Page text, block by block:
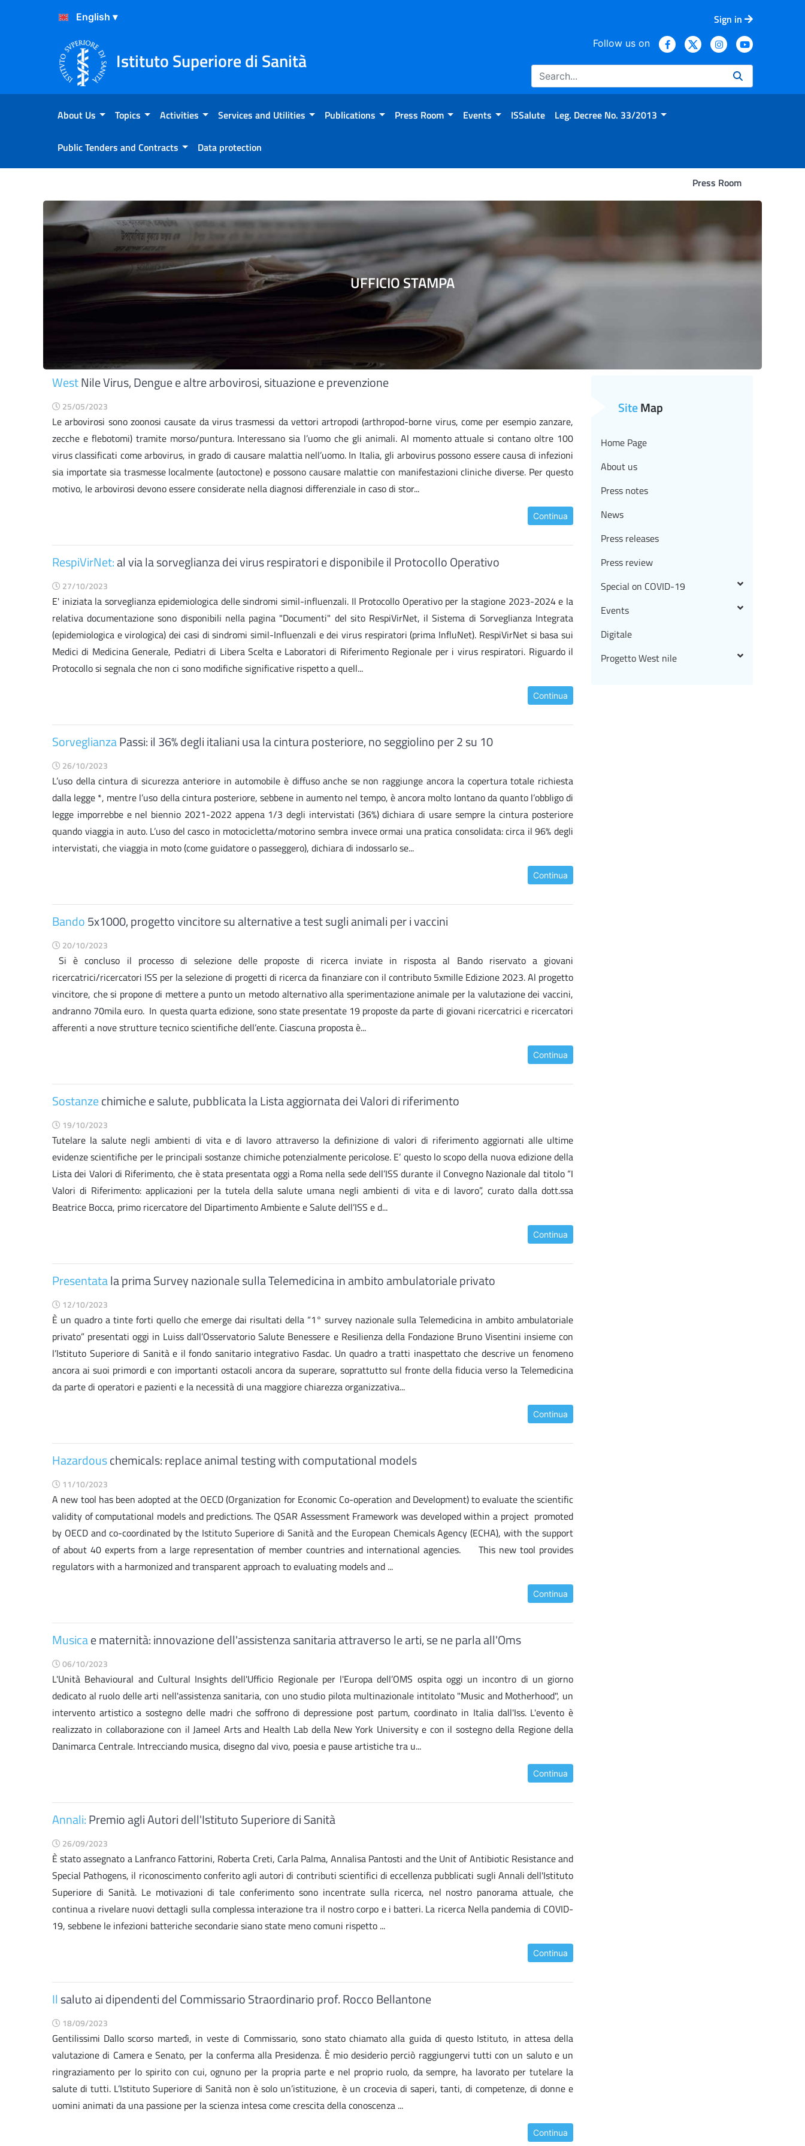
Skip to Content
Skip to Footer
Sign in
Istituto Superiore di Sanità
Follow us on
About Us Topics Activities Services and Utilities Publications Press Room Events ISSalute Leg. Decree No. 33/2013
Public Tenders and Contracts Data protection
Press Room
Atterraggio
UFFICIO STAMPA
WestNile Virus, Dengue e altre arbovirosi, situazione e prevenzione
25/05/2023
Le arbovirosi sono zoonosi causate da virus trasmessi da vettori artropodi (arthropod-borne virus, come per esempio zanzare,
zecche e flebotomi) tramite morso/puntura. Interessano sia l’uomo che gli animali. Al momento attuale si contano oltre 100
virus classificati come arbovirus, in grado di causare malattia nell’uomo. In Italia, gli arbovirus possono essere causa di infezioni
sia importate sia trasmesse localmente (autoctone) e possono causare malattie con manifestazioni cliniche diverse. Per questo
motivo, le arbovirosi devono essere considerate nella diagnosi differenziale in caso di stor...
Continua
RespiVirNet:al via la sorveglianza dei virus respiratori e disponibile il Protocollo Operativo
27/10/2023
E' iniziata la sorveglianza epidemiologica delle sindromi simil-influenzali. Il Protocollo Operativo per la stagione 2023-2024 e la
relativa documentazione sono disponibili nella pagina "Documenti" del sito RespiVirNet, il Sistema di Sorveglianza Integrata
(epidemiologica e virologica) dei casi di sindromi simil-Influenzali e dei virus respiratori (prima InfluNet). RespiVirNet si basa sui
Medici di Medicina Generale, Pediatri di Libera Scelta e Laboratori di Riferimento Regionale per i virus respiratori. Riguardo il
Protocollo si segnala che non ci sono modifiche significative rispetto a quell...
Continua
SorveglianzaPassi: il 36% degli italiani usa la cintura posteriore, no seggiolino per 2 su 10
26/10/2023
L’uso della cintura di sicurezza anteriore in automobile è diffuso anche se non raggiunge ancora la copertura totale richiesta
dalla legge *, mentre l’uso della cintura posteriore, sebbene in aumento nel tempo, è ancora molto lontano da quanto l’obbligo di
legge imporrebbe e nel biennio 2021-2022 appena 1/3 degli intervistati (36%) dichiara di usare sempre la cintura posteriore
quando viaggia in auto. L’uso del casco in motocicletta/motorino sembra invece ormai una pratica consolidata: circa il 96% degli
intervistati, che viaggia in moto (come guidatore o passeggero), dichiara di indossarlo se...
Continua
Bando5x1000, progetto vincitore su alternative a test sugli animali per i vaccini
20/10/2023
Si è concluso il processo di selezione delle proposte di ricerca inviate in risposta al Bando riservato a giovani
ricercatrici/ricercatori ISS per la selezione di progetti di ricerca da finanziare con il contributo 5xmille Edizione 2023. Al progetto
vincitore, che si propone di mettere a punto un metodo alternativo alla sperimentazione animale per la valutazione dei vaccini,
andranno 70mila euro. In questa quarta edizione, sono state presentate 19 proposte da parte di giovani ricercatrici e ricercatori
afferenti a nove strutture tecnico scientifiche dell’ente. Ciascuna proposta è...
Continua
Sostanzechimiche e salute, pubblicata la Lista aggiornata dei Valori di riferimento
19/10/2023
Tutelare la salute negli ambienti di vita e di lavoro attraverso la definizione di valori di riferimento aggiornati alle ultime
evidenze scientifiche per le principali sostanze chimiche potenzialmente pericolose. E’ questo lo scopo della nuova edizione della
Lista dei Valori di Riferimento, che è stata presentata oggi a Roma nella sede dell’ISS durante il Convegno Nazionale dal titolo “I
Valori di Riferimento: applicazioni per la tutela della salute umana negli ambienti di vita e di lavoro”, curato dalla dott.ssa
Beatrice Bocca, primo ricercatore del Dipartimento Ambiente e Salute dell’ISS e d...
Continua
Presentatala prima Survey nazionale sulla Telemedicina in ambito ambulatoriale privato
12/10/2023
È un quadro a tinte forti quello che emerge dai risultati della “1° survey nazionale sulla Telemedicina in ambito ambulatoriale
privato” presentati oggi in Luiss dall’Osservatorio Salute Benessere e Resilienza della Fondazione Bruno Visentini insieme con
l’Istituto Superiore di Sanità e il fondo sanitario integrativo Fasdac. Un quadro a tratti inaspettato che descrive un fenomeno
ancora ai suoi primordi e con importanti ostacoli ancora da superare, soprattutto sul fronte della fiducia verso la Telemedicina
da parte di operatori e pazienti e la necessità di una maggiore chiarezza organizzativa...
Continua
Hazardouschemicals: replace animal testing with computational models
11/10/2023
A new tool has been adopted at the OECD (Organization for Economic Co-operation and Development) to evaluate the scientific
validity of computational models and predictions. The QSAR Assessment Framework was developed within a project promoted
by OECD and co-coordinated by the Istituto Superiore di Sanità and the European Chemicals Agency (ECHA), with the support
of about 40 experts from a large representation of member countries and international agencies. This new tool provides
regulators with a harmonized and transparent approach to evaluating models and ...
Continua
Musicae maternità: innovazione dell'assistenza sanitaria attraverso le arti, se ne parla all'Oms
06/10/2023
L'Unità Behavioural and Cultural Insights dell'Ufficio Regionale per l'Europa dell’OMS ospita oggi un incontro di un giorno
dedicato al ruolo delle arti nell'assistenza sanitaria, con uno studio pilota multinazionale intitolato "Music and Motherhood", un
intervento artistico a sostegno delle madri che soffrono di depressione post partum, coordinato in Italia dall'Iss. L'evento è
realizzato in collaborazione con il Jameel Arts and Health Lab della New York University e con il sostegno della Regione della
Danimarca Centrale. Intrecciando musica, disegno dal vivo, poesia e pause artistiche tra u...
Continua
Annali:Premio agli Autori dell'Istituto Superiore di Sanità
26/09/2023
È stato assegnato a Lanfranco Fattorini, Roberta Creti, Carla Palma, Annalisa Pantosti and the Unit of Antibiotic Resistance and
Special Pathogens, il riconoscimento conferito agli autori di contributi scientifici di eccellenza pubblicati sugli Annali dell'Istituto
Superiore di Sanità. Le motivazioni di tale conferimento sono incentrate sulla ricerca, nel nostro panorama attuale, che
continua a rivelare nuovi dettagli sulla complessa interazione tra il nostro corpo e i batteri. La ricerca Nella pandemia di COVID-
19, sebbene le infezioni batteriche secondarie siano state meno comuni rispetto ...
Continua
Il saluto ai dipendenti del Commissario Straordinario prof. Rocco Bellantone
18/09/2023
Gentilissimi Dallo scorso martedì, in veste di Commissario, sono stato chiamato alla guida di questo Istituto, in attesa della
valutazione di Camera e Senato, per la conferma alla Presidenza. È mio desiderio perciò raggiungervi tutti con un saluto e un
ringraziamento per lo spirito con cui, ognuno per la propria parte e nel proprio ruolo, da sempre, ha lavorato per tutelare la
salute di tutti. L’Istituto Superiore di Sanità non è solo un’istituzione, è un crocevia di saperi, tanti, di competenze, di donne e
uomini animati da una passione per la scienza intesa come crescita della conoscenza ...
Continua
SiteMap
Home Page
About us
Press notes
News
Press releases
Press review
Special on COVID-19
Events
Digitale
Progetto West nile